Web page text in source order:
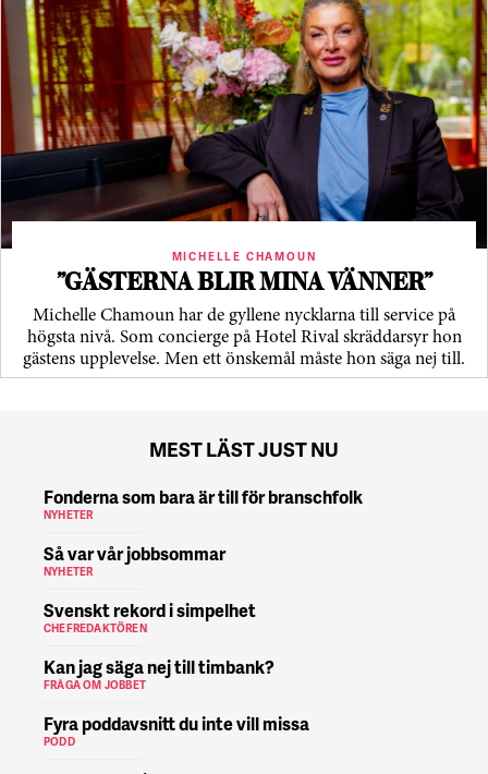
MICHELLE CHAMOUN
”GÄSTERNA BLIR MINA VÄNNER”
Michelle Chamoun har de gyllene nycklarna till service på
högsta nivå. Som concierge på Hotel Rival skräddarsyr hon
gästens upp­levelse. Men ett önskemål måste hon säga nej till.
MEST LÄST JUST NU
Fonderna som bara är till för branschfolk
NYHETER
Så var vår jobbsommar
NYHETER
Svenskt rekord i simpelhet
CHEFREDAKTÖREN
Kan jag säga nej till timbank?
FRÅGA OM JOBBET
Fyra poddavsnitt du inte vill missa
PODD